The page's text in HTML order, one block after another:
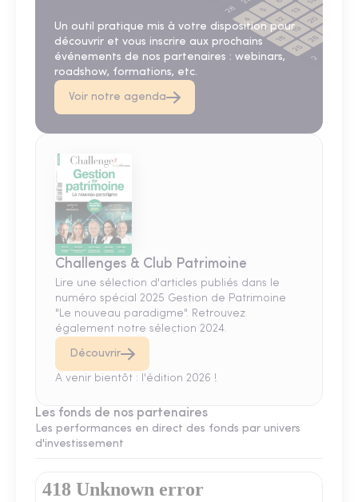
Un outil pratique mis à votre disposition pour
découvrir et vous inscrire aux prochains
événements de nos partenaires : webinars,
roadshow, formations, etc.
Voir notre agenda
Challenges & Club Patrimoine
Lire une sélection d'articles publiés dans le
numéro spécial 2025 Gestion de Patrimoine
"Le nouveau paradigme". Retrouvez
également notre sélection 2024.
Découvrir
A venir bientôt : l'édition 2026 !
Les fonds de nos partenaires
Les performances en direct des fonds par univers
d'investissement